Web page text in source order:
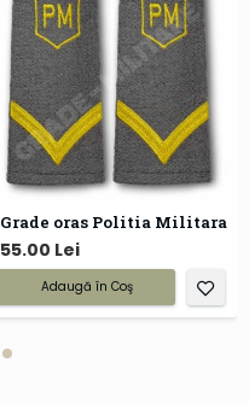
Grade oras Politia Militara
55.00 Lei
Adaugă în Coş